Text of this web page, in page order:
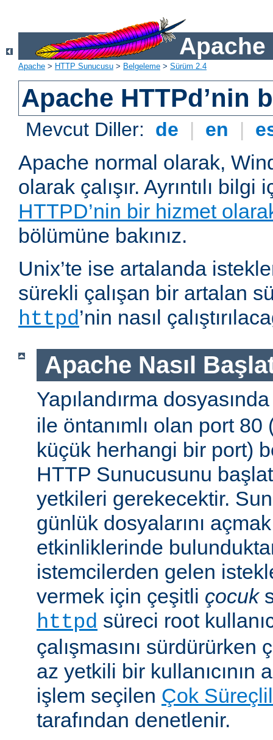
Apache
Apache > HTTP Sunucusu > Belgeleme > Sürüm 2.4
Apache HTTPd’nin
Mevcut Diller: de | en |
Apache normal olarak,
olarak çalışır. Ayrıntılı bilgi
HTTPD’nin bir hizmet olarak
bölümüne bakınız.
Unix’te ise artalanda
sürekli çalışan bir artalan
httpd’nin nasıl
Apache Nasıl
Yapılandırma
ile öntanımlı olan port 80
küçük herhangi bir port)
HTTP Sunucusunu
yetkileri gerekecektir.
günlük dosyalarını
etkinliklerinde
istemcilerden gelen
vermek için çeşitli çocuk
httpd süreci root
çalışmasını
az yetkili bir kullanıcının
işlem seçilen Çok
tarafından denetlenir.